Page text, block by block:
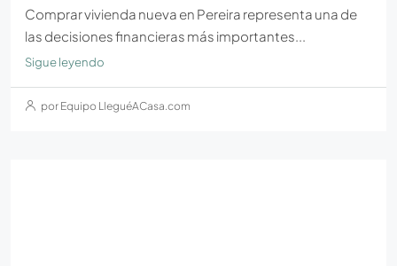
Comprar vivienda nueva en Pereira representa una de
las decisiones financieras más importantes...
Sigue leyendo
por Equipo LleguéACasa.com